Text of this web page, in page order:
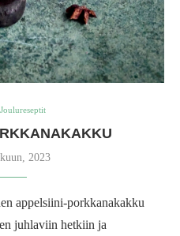
Joulureseptit
2023
appelsiini-porkkanakakku
juhlaviin hetkiin ja